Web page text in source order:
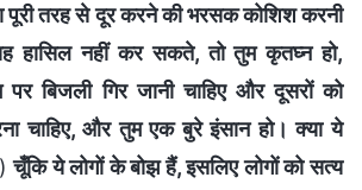
तरह से दूर करने की भरसक कोशिश करनी
हासिल नहीं कर सकते, तो तुम कृतघ्न हो,
पर बिजली गिर जानी चाहिए और दूसरों को
चाहिए, और तुम एक बुरे इंसान हो। क्या ये
चूँकि ये लोगों के बोझ हैं, इसलिए लोगों को सत्य